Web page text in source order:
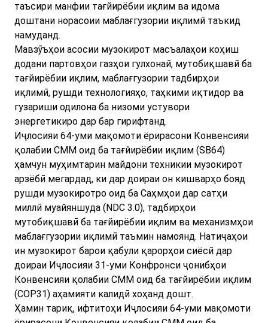
таъсири манфии тағйирёбии иқлим ва идома
доштани норасоии маблағгузории иқлимӣ таъкид
намуданд.
Мавзӯъҳои асосии музокирот масъалаҳои коҳиш
додани партовҳои газҳои гулхонаӣ, мутобиқшавӣ ба
тағйирёбии иқлим, маблағгузории тадбирҳои
иқлимӣ, рушди технологияҳо, таҳкими иқтидор ва
гузариши одилона ба низоми устувори
энергетикиро дар бар гирифтанд.
Иҷлосияи 64-уми мақомоти ёрирасони Конвенсияи
қолабии СММ оид ба тағйирёбии иқлим (SB64)
ҳамчун муҳимтарин майдони техникии музокирот
арзёбӣ мегардад, ки дар доираи он кишварҳо бояд
рушди музокиротро оид ба Саҳмҳои дар сатҳи
миллӣ муайяншуда (NDC 3.0), тадбирҳои
мутобиқшавӣ ба тағйирёбии иқлим ва механизмҳои
маблағгузории иқлимӣ таъмин намоянд. Натиҷаҳои
ин музокирот барои қабули қарорҳои сиёсӣ дар
доираи Иҷлосияи 31-уми Конфронси ҷонибҳои
Конвенсияи қолабии СММ оид ба тағйирёбии иқлим
(COP31) аҳамияти калидӣ хоҳанд дошт.
Ҳамин тариқ, ифтитоҳи Иҷлосияи 64-уми мақомоти